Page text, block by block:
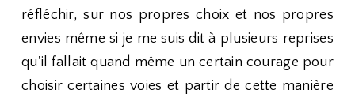
réfléchir, sur nos propres choix et nos propres
envies même si je me suis dit à plusieurs reprises
qu'il fallait quand même un certain courage pour
choisir certaines voies et partir de cette manière